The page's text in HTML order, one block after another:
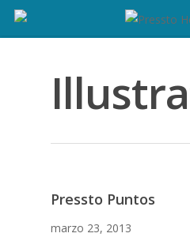
Pressto Puntos
marzo 23, 2013